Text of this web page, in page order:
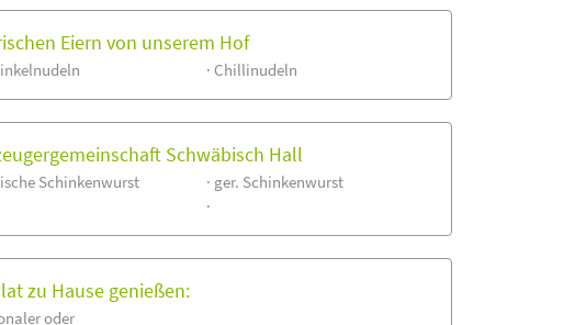
Eiern von unserem Hof
· Chillinudeln
Schwäbisch Hall
Schinkenwurst
· ger. Schinkenwurst
·
zu Hause genießen:
oder